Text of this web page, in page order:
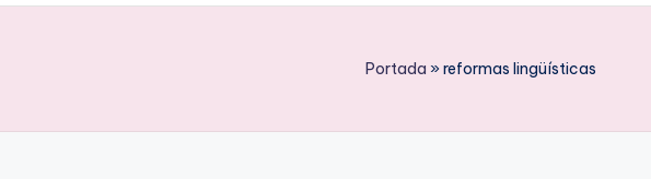
Portada »reformas lingüísticas